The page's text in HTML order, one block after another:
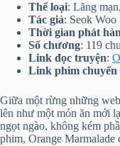
Thể loại: Lãng
Tác giả: Seok Woo
Thời gian phát
Số chương: 119
Link đọc truyện:
Link phim chuyển
Giữa một rừng những
lên như một món ăn mới
ngọt ngào, không kém
phim, Orange Marmalade